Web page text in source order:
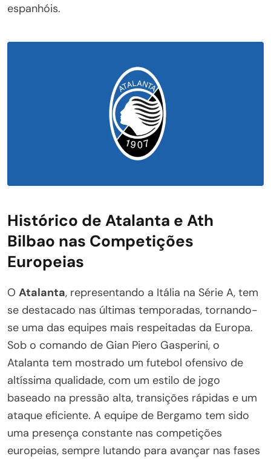
espanhóis.
Histórico de Atalanta e Ath
Bilbao nas Competições
Europeias
O Atalanta, representando a Itália na Série A, tem
se destacado nas últimas temporadas, tornando-
se uma das equipes mais respeitadas da Europa.
Sob o comando de Gian Piero Gasperini, o
Atalanta tem mostrado um futebol ofensivo de
altíssima qualidade, com um estilo de jogo
baseado na pressão alta, transições rápidas e um
ataque eficiente. A equipe de Bergamo tem sido
uma presença constante nas competições
europeias, sempre lutando para avançar nas fases